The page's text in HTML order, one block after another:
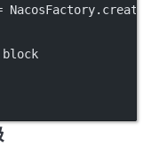
NacosFactory.
block